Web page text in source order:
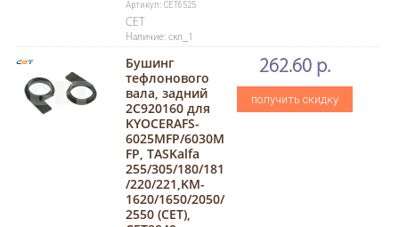
Артикул: CET6525
CET
Наличие: скл_1
Бушинг
тефлонового
вала, задний
2C920160 для
KYOCERAFS-
6025MFP/6030M
FP, TASKalfa
255/305/180/181
/220/221,KM-
1620/1650/2050/
2550 (CET),
262.60 р.
получить скидку